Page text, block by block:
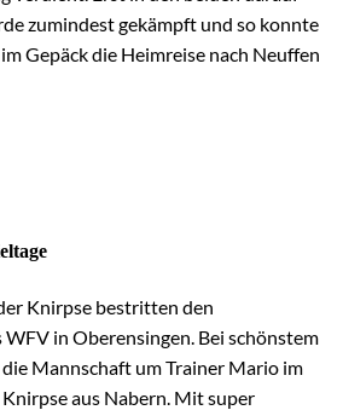
zumindest gekämpft und so konnte
Gepäck die Heimreise nach Neuffen
Knirpse bestritten den
in Oberensingen. Bei schönstem
Mannschaft um Trainer Mario im
aus Nabern. Mit super